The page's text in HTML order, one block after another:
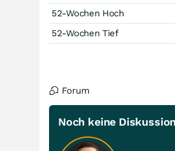
52-Wochen Hoch
52-Wochen Tief
Forum
Noch keine